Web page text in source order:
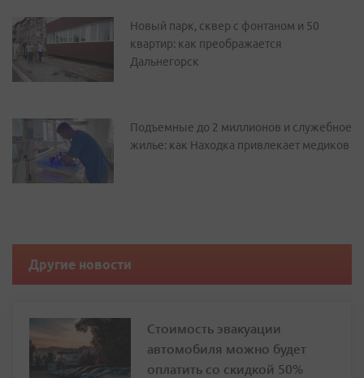
Новый парк, сквер с фонтаном и 50
квартир: как преображается
Дальнегорск
Подъемные до 2 миллионов и служебное
жилье: как Находка привлекает медиков
Другие новости
Стоимость эвакуации
автомобиля можно будет
оплатить со скидкой 50%